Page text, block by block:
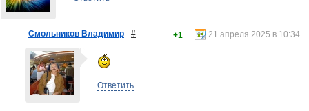
Смольников Владимир # 21 апреля 2025 в 10:34
+1
Ответить